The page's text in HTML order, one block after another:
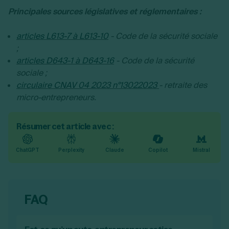
Principales sources législatives et réglementaires :
articles L613-7 à L613-10 - Code de la sécurité sociale
;
articles D643-1 à D643-16- Code de la sécurité
sociale ;
circulaire CNAV 04 2023 n°13022023- retraite des
micro-entrepreneurs.
Résumer cet article avec :
ChatGPT Perplexity Claude Copilot Mistral
FAQ